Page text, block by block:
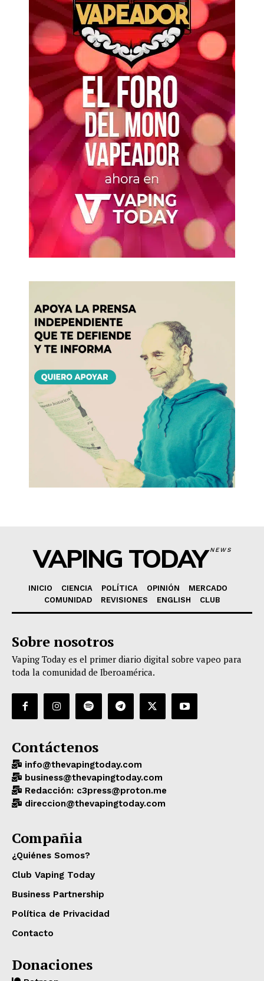
VAPING TODAYNEWS
INICIO CIENCIA POLÍTICA OPINIÓN
MERCADO
COMUNIDAD
REVISIONES ENGLISH CLUB
Sobre nosotros
Vaping Today es el primer diario digital sobre vapeo para
toda la comunidad de Iberoamérica.
Contáctenos
info@thevapingtoday.com
business@thevapingtoday.com
Redacción: c3press@proton.me
direccion@thevapingtoday.com
Compañia
¿Quiénes Somos?
Club Vaping Today
Business Partnership
Política de Privacidad
Contacto
Donaciones